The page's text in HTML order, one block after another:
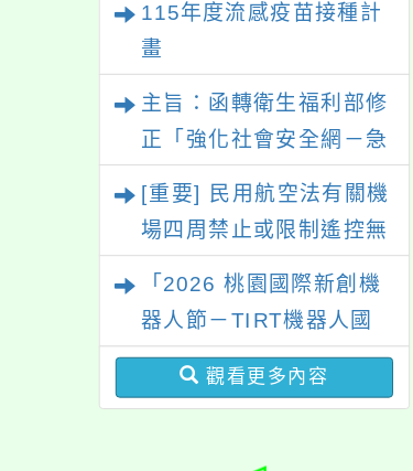
日止
115年度流感疫苗接種計
畫
主旨：函轉衛生福利部修
正「強化社會安全網－急
請參考運用，請查照。
[重要] 民用航空法有關機
場四周禁止或限制遙控無
人機飛航活動規定
「2026 桃園國際新創機
器人節－TIRT機器人國
際賽」活動資訊
觀看更多內容